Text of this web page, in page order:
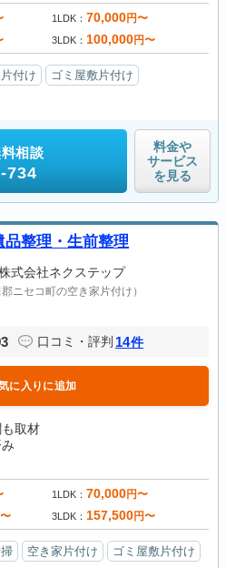
1LDK 70,000円〜
3LDK 100,000円〜
付け
ゴミ屋敷片付け
相談
734
料金や
サービス
を見る
整理・生前整理
式会社ネクステップ
郡ニセコ町の空き家片付け）
口コミ・評判 14件
に入りに追加
取材
1LDK 70,000円〜
3LDK 157,500円〜
空き家片付け
ゴミ屋敷片付け